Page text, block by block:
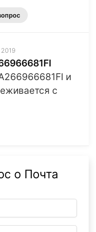
и
с
о Почта